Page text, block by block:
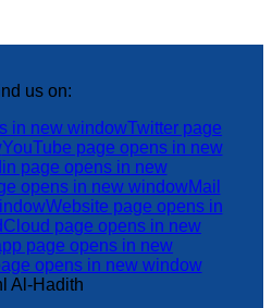
us on:
in new windowTwitter page
YouTube page opens in new
page opens in new
opens in new windowMail
Website page opens in
page opens in new
page opens in new
opens in new window
Al-Hadith